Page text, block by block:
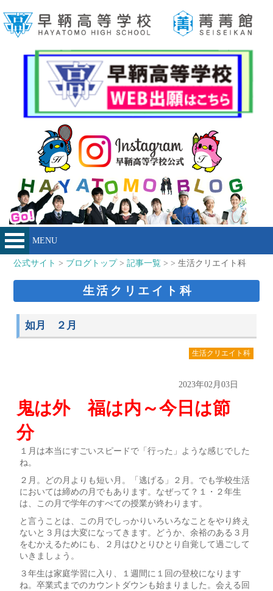
MENU
公式サイト > ブログトップ>記事一覧 > > 生活クリエイト科
生活クリエイト科
如月 ２月
生活クリエイト科
2023年02月03日
鬼は外 福は内～今日は節
分
１月は本当にすごいスピードで「行った」ような感じでした
ね。
２月。どの月よりも短い月。「逃げる」２月。でも学校生活
においては締めの月でもあります。なぜって？１・２年生
は、この月で学年のすべての授業が終わります。
と言うことは、この月でしっかりいろいろなことをやり終え
ないと３月は大変になってきます。どうか、余裕のある３月
をむかえるためにも、２月はひとりひとり自覚して過ごして
いきましょう。
３年生は家庭学習に入り、１週間に１回の登校になります
ね。卒業式までのカウントダウンも始まりました。会える回